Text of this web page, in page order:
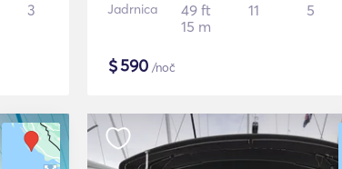
3 Jadrnica
49 ft
15 m
11 5
$590 /noč